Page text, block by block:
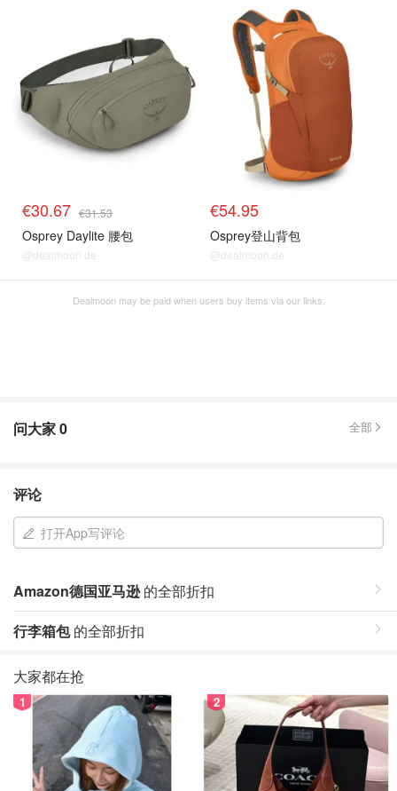
€30.67 €31.53
Osprey Daylite 腰包
@dealmoon.de
€54.95
Osprey登山背包
@dealmoon.de
Dealmoon may be paid when users buy items via our links.
问大家0 全部
评论
打开App写评论
Amazon德国亚马逊的全部折扣
行李箱包的全部折扣
大家都在抢
1 2